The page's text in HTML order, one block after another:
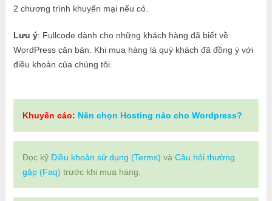
2 chương trình khuyến mại nếu có.
Lưu ý: Fullcode dành cho những khách hàng đã biết về
WordPress căn bản. Khi mua hàng là quý khách đã đồng ý với
điều khoản của chúng tôi.
Khuyến cáo: Nên chọn Hosting nào cho Wordpress?
Đọc kỹ Điều khoản sử dụng (Terms) và Câu hỏi thường
gặp (Faq) trước khi mua hàng.